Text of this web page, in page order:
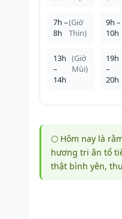
7h –
8h
(Giờ
Thìn)
9h –
10h
13h
–
14h
(Giờ
Mùi)
19h
–
20h
🌕 Hôm nay là
hương tri ân tổ
thật bình yên,